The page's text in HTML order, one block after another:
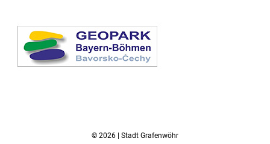
© 2026 | Stadt Grafenwöhr